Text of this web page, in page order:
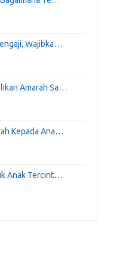
Wajibka…
Amarah Sa…
Kepada Ana…
Anak Tercint…